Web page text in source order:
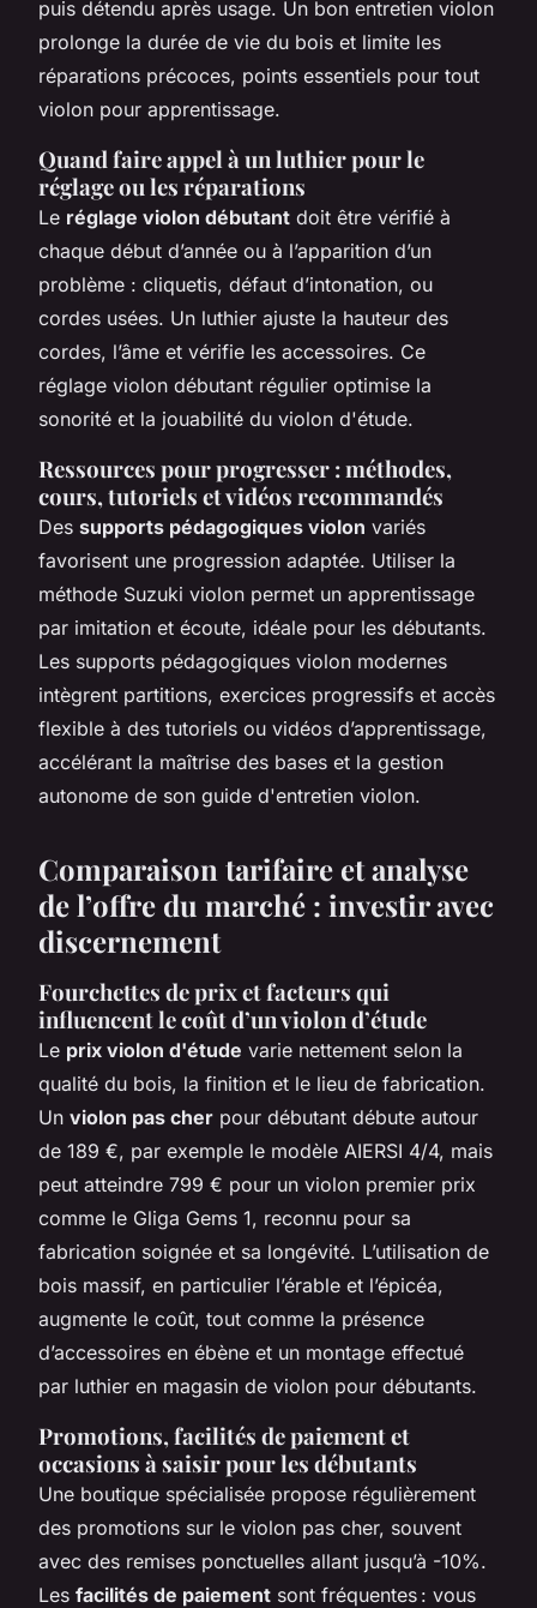
puis détendu après usage. Un bon entretien violon
prolonge la durée de vie du bois et limite les
réparations précoces, points essentiels pour tout
violon pour apprentissage.
Quand faire appel à un luthier pour le
réglage ou les réparations
Le réglage violon débutant doit être vérifié à
chaque début d’année ou à l’apparition d’un
problème : cliquetis, défaut d’intonation, ou
cordes usées. Un luthier ajuste la hauteur des
cordes, l’âme et vérifie les accessoires. Ce
réglage violon débutant régulier optimise la
sonorité et la jouabilité du violon d'étude.
Ressources pour progresser : méthodes,
cours, tutoriels et vidéos recommandés
Des supports pédagogiques violon variés
favorisent une progression adaptée. Utiliser la
méthode Suzuki violon permet un apprentissage
par imitation et écoute, idéale pour les débutants.
Les supports pédagogiques violon modernes
intègrent partitions, exercices progressifs et accès
flexible à des tutoriels ou vidéos d’apprentissage,
accélérant la maîtrise des bases et la gestion
autonome de son guide d'entretien violon.
Comparaison tarifaire et analyse
de l’offre du marché : investir avec
discernement
Fourchettes de prix et facteurs qui
influencent le coût d’un violon d’étude
Le prix violon d'étude varie nettement selon la
qualité du bois, la finition et le lieu de fabrication.
Un violon pas cher pour débutant débute autour
de 189 €, par exemple le modèle AIERSI 4/4, mais
peut atteindre 799 € pour un violon premier prix
comme le Gliga Gems 1, reconnu pour sa
fabrication soignée et sa longévité. L’utilisation de
bois massif, en particulier l’érable et l’épicéa,
augmente le coût, tout comme la présence
d’accessoires en ébène et un montage effectué
par luthier en magasin de violon pour débutants.
Promotions, facilités de paiement et
occasions à saisir pour les débutants
Une boutique spécialisée propose régulièrement
des promotions sur le violon pas cher, souvent
avec des remises ponctuelles allant jusqu’à -10%.
Les facilités de paiement sont fréquentes : vous